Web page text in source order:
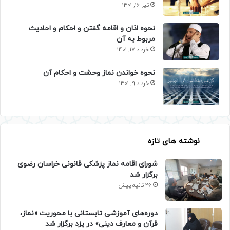
تیر 16, 1401
نحوه اذان و اقامه گفتن و احکام و احادیث
مربوط به آن
خرداد 17, 1401
نحوه خواندن نماز وحشت و احکام آن
خرداد 9, 1401
نوشته های تازه
شورای اقامه نماز پزشکی قانونی خراسان رضوی
برگزار شد
26 ثانیه پیش
دوره‌های آموزشی تابستانی با محوریت «نماز،
قرآن و معارف دینی» در یزد برگزار شد